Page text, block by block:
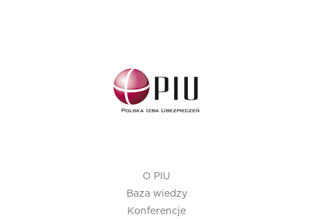
O PIU
Baza wiedzy
Konferencje